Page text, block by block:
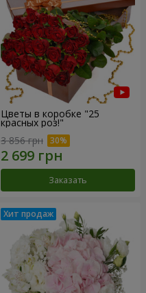
Цветы в коробке "25
красных роз!"
3 856 грн
Заказать